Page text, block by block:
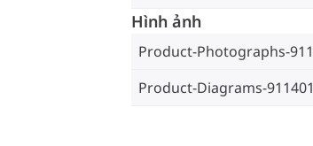
Hình ảnh
Product-Photographs-
Product-Diagrams-